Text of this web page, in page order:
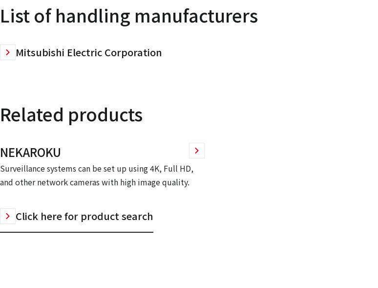
List of handling manufacturers
Mitsubishi Electric Corporation
Related products
NEKAROKU
Surveillance systems can be set up using 4K, Full HD,
and other network cameras with high image quality.
Click here for product search